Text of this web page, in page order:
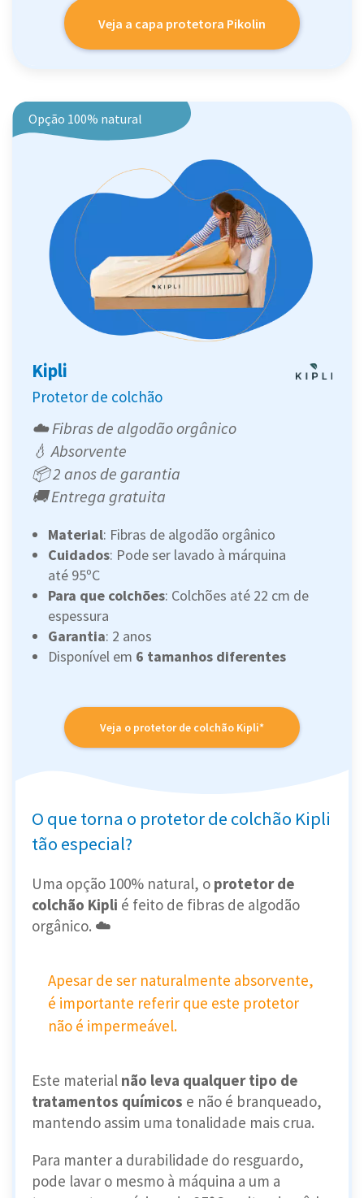
Veja a capa protetora Pikolin
Opção 100% natural
Kipli
Protetor de colchão
☁️ Fibras de algodão orgânico
💧 Absorvente
📦 2 anos de garantia
🚚 Entrega gratuita
Material: Fibras de algodão orgânico
Cuidados: Pode ser lavado à márquina
até 95ºC
Para que colchões: Colchões até 22 cm de
espessura
Garantia: 2 anos
Disponível em 6 tamanhos diferentes
Veja o protetor de colchão Kipli*
O que torna o protetor de colchão Kipli
tão especial?
Uma opção 100% natural, o protetor de
colchão Kipli é feito de fibras de algodão
orgânico. ☁️
Apesar de ser naturalmente absorvente,
é importante referir que este protetor
não é impermeável.
Este material não leva qualquer tipo de
tratamentos químicos e não é branqueado,
mantendo assim uma tonalidade mais crua.
Para manter a durabilidade do resguardo,
pode lavar o mesmo à máquina a um a